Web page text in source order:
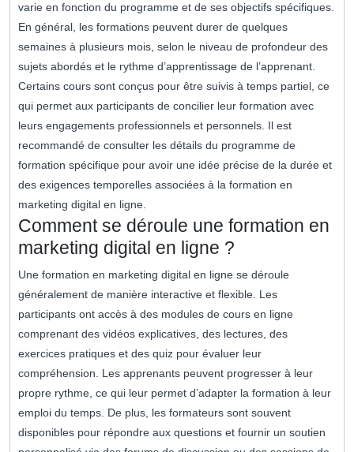
varie en fonction du programme et de ses objectifs spécifiques.
En général, les formations peuvent durer de quelques
semaines à plusieurs mois, selon le niveau de profondeur des
sujets abordés et le rythme d’apprentissage de l’apprenant.
Certains cours sont conçus pour être suivis à temps partiel, ce
qui permet aux participants de concilier leur formation avec
leurs engagements professionnels et personnels. Il est
recommandé de consulter les détails du programme de
formation spécifique pour avoir une idée précise de la durée et
des exigences temporelles associées à la formation en
marketing digital en ligne.
Comment se déroule une formation en
marketing digital en ligne ?
Une formation en marketing digital en ligne se déroule
généralement de manière interactive et flexible. Les
participants ont accès à des modules de cours en ligne
comprenant des vidéos explicatives, des lectures, des
exercices pratiques et des quiz pour évaluer leur
compréhension. Les apprenants peuvent progresser à leur
propre rythme, ce qui leur permet d’adapter la formation à leur
emploi du temps. De plus, les formateurs sont souvent
disponibles pour répondre aux questions et fournir un soutien